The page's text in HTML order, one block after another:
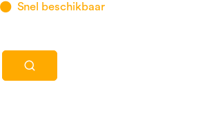
Snel beschikbaar